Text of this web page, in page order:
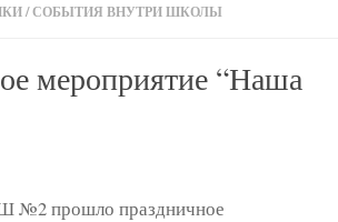
/СОБЫТИЯ ВНУТРИ ШКОЛЫ
мероприятие “Наша
№2 прошло праздничное